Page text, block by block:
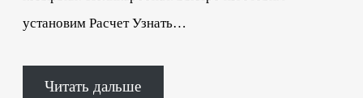
установим Расчет Узнать…
Читать дальше